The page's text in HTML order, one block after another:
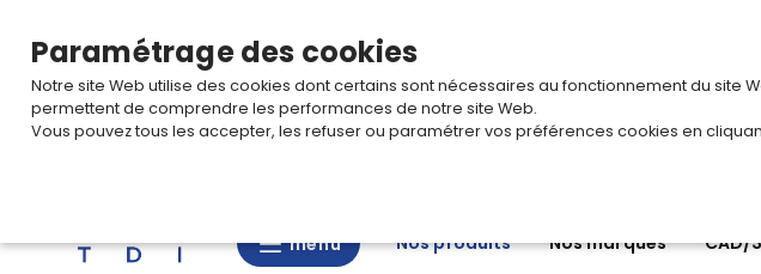
menu
menu Nos produits Nos marques CAD/
Paramétrage des cookies
Notre site Web utilise des cookies dont certains sont nécessaires au fonctionnement du
permettent de comprendre les performances de notre site Web.
Vous pouvez tous les accepter, les refuser ou paramétrer vos préférences cookies en cliquant